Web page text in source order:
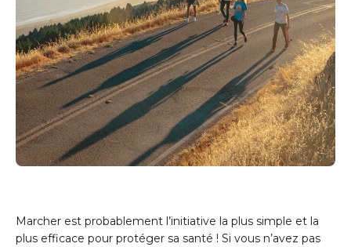
Marcher est probablement l’initiative la plus simple et la
plus efficace pour protéger sa santé ! Si vous n’avez pas